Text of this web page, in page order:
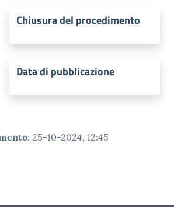
Chiusura del procedimento
Data di pubblicazione
: 25-10-2024, 12:45